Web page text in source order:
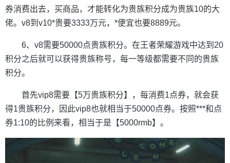
券消费出去，买商品，才能转化为贵族积分成为贵族10的大
佬。v8到v10*贵要3333万元，*便宜也要8889元。
6、v8需要50000点贵族积分。在王者荣耀游戏中达到20
积分之后就可以获得贵族称号，每一等级都需要不同的贵族
积分。
首先vip8需要【5万贵族积分】，每消费1点券，就会获
得1贵族积分，因此vip8也就相当于50000点券。按照***和点
券1:10的比例来看，相当于是【5000rmb】。